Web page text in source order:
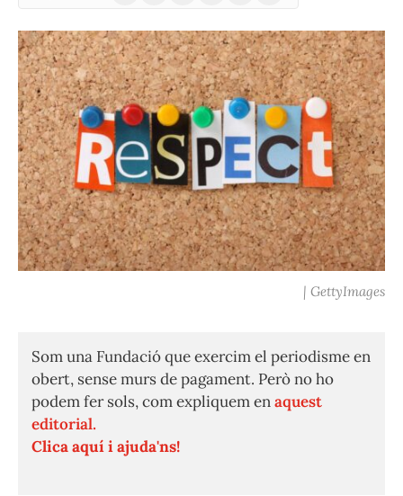
| GettyImages
Som una Fundació que exercim el periodisme en
obert, sense murs de pagament. Però no ho
podem fer sols, com expliquem enaquest
editorial.
Clica aquí i ajuda'ns!